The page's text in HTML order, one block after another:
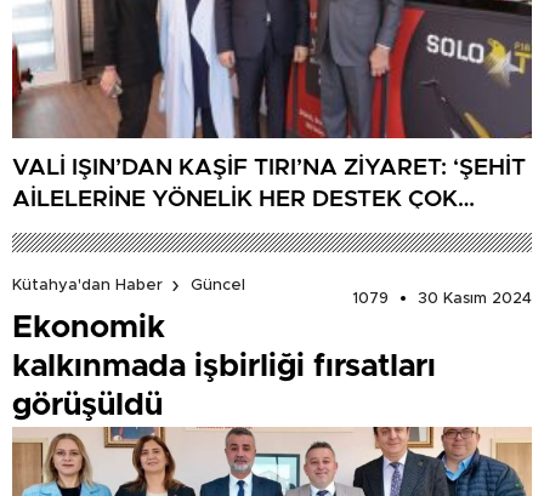
VALİ IŞIN’DAN KAŞİF TIRI’NA ZİYARET: ‘ŞEHİT
AİLELERİNE YÖNELİK HER DESTEK ÇOK
DEĞERLİ’
Kütahya'dan Haber
Güncel
1079
30 Kasım 2024
Ekonomik
kalkınmada işbirliği fırsatları
görüşüldü